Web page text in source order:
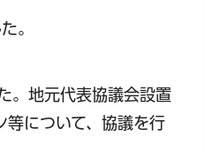
。
。地元代表協議会設置
等について、協議を行